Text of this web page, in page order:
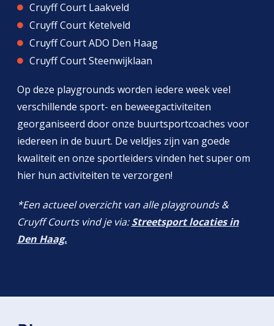
Cruyff Court Laakveld
Cruyff Court Ketelveld
Cruyff Court ADO Den Haag
Cruyff Court Steenwijklaan
Op deze playgrounds worden iedere week veel
verschillende sport- en beweegactiviteiten
georganiseerd door onze buurtsportcoaches voor
iedereen in de buurt. De veldjes zijn van goede
kwaliteit en onze sportleiders vinden het super om
hier hun activiteiten te verzorgen!
*Een actueel overzicht van alle playgrounds &
Cruyff Courts vind je via:Streetsport locaties in
Den Haag.